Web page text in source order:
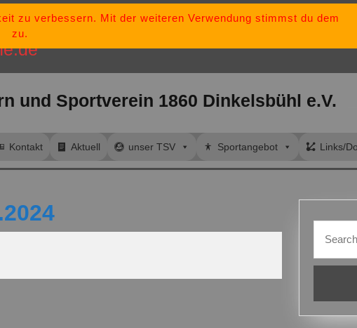
dinkelsbuehl@t-
„Bleib stark, bleib
und Sportverein 1860 Dinkelsbühl e.V.
Kontakt Aktuell unser TSV Sportangebot Links/
for:
zu verbessern. Mit der weiteren Verwendung stimmst du dem
zu.